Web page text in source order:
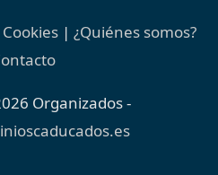
| ¿Quiénes somos?
Organizados-